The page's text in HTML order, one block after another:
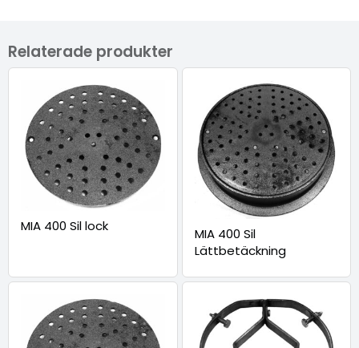
Relaterade produkter
MIA 400 Sil lock
MIA 400 Sil
Lättbetäckning